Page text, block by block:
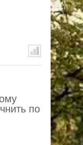
по